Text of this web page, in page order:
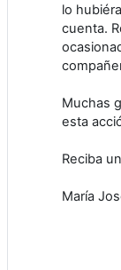
lo
cuenta.
Muchas
esta
Reciba
María